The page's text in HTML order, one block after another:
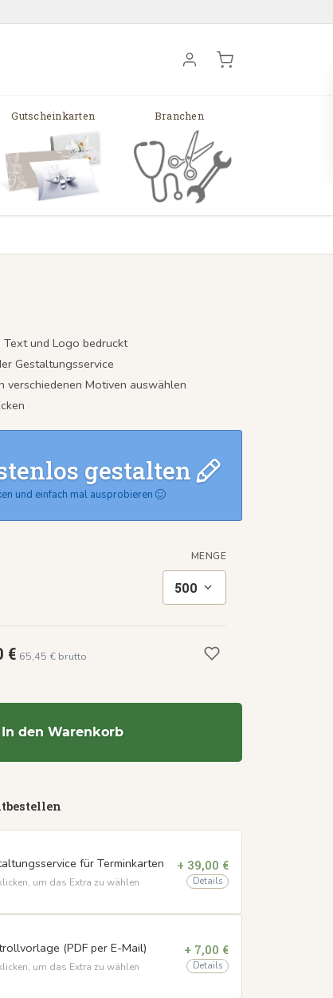
Gutscheinkarten Branchen
Text und Logo bedruckt
Gestaltungsservice
verschiedenen Motiven auswählen
gestalten
und einfach mal ausprobieren
MENGE
500
€ 65,45 € brutto
In den Warenkorb
für Terminkarten
um das Extra zu wählen
+ 39,00 €
Details
(PDF per E-Mail)
um das Extra zu wählen
+ 7,00 €
Details